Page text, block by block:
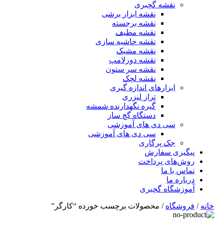
نقشه گچبری
نقشه ابزار برشی
نقشه برجسته
نقشه مطیف
نقشه حاشیه سازی
نقشه مشبک
نقشه دورلامپ
نقشه سر ستون
نقشه لچک
ابزارهای اندازه گیری
تراز لیزری
گیره نگهدارنده شمشه
دستگاه گچ ساز
سی دی های آموزشی
سی دی های آموزشی
جک پرگاری
پیگیری سفارش
روش‌های پرداخت
تماس با ما
درباره ما
آموزشگاه گچبری
خانه / فروشگاه / محصولات برچسب خورده “کارگر”